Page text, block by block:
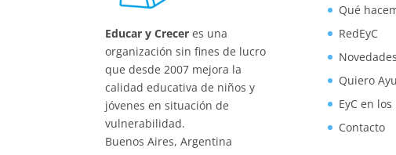
Educar y Crecer es una
organización sin fines de lucro
que desde 2007 mejora la
calidad educativa de niños y
jóvenes en situación de
vulnerabilidad.
Buenos Aires, Argentina
Qué
RedEyC
Novedades
Quiero
EyC en
Contacto